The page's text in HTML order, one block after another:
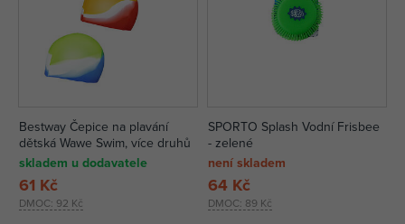
Bestway Čepice na plavání
dětská Wawe Swim, více druhů
skladem u dodavatele
DMOC: 92 Kč
61 Kč
SPORTO Splash Vodní Frisbee
- zelené
není skladem
DMOC: 89 Kč
64 Kč